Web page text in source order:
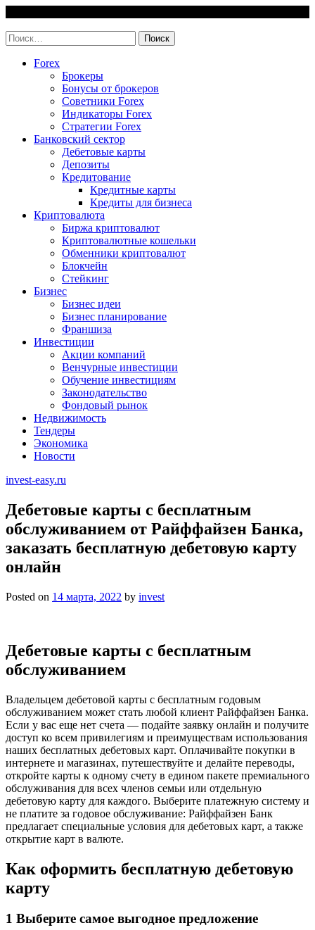
content
Найти:
Forex
Брокеры
Бонусы от брокеров
Советники Forex
Индикаторы Forex
Стратегии Forex
Банковский сектор
Дебетовые карты
Депозиты
Кредитование
Кредитные карты
Кредиты для бизнеса
Криптовалюта
Биржа криптовалют
Криптовалютные кошельки
Обменники криптовалют
Блокчейн
Стейкинг
Бизнес
Бизнес идеи
Бизнес планирование
Франшиза
Инвестиции
Акции компаний
Венчурные инвестиции
Обучение инвестициям
Законодательство
Фондовый рынок
Недвижимость
Тендеры
Экономика
Новости
invest-easy.ru
Дебетовые карты с бесплатным
обслуживанием от Райффайзен Банка,
заказать бесплатную дебетовую карту
онлайн
Posted on 14 марта, 2022 by invest
Дебетовые карты с бесплатным
обслуживанием
Владельцем дебетовой карты с бесплатным годовым
обслуживанием может стать любой клиент Райффайзен Банка.
Если у вас еще нет счета — подайте заявку онлайн и получите
доступ ко всем привилегиям и преимуществам использования
наших бесплатных дебетовых карт. Оплачивайте покупки в
интернете и магазинах, путешествуйте и делайте переводы,
откройте карты к одному счету в едином пакете премиального
обслуживания для всех членов семьи или отдельную
дебетовую карту для каждого. Выберите платежную систему и
не платите за годовое обслуживание: Райффайзен Банк
предлагает специальные условия для дебетовых карт, а также
открытие карт в валюте.
Как оформить бесплатную дебетовую
карту
1 Выберите самое выгодное предложение